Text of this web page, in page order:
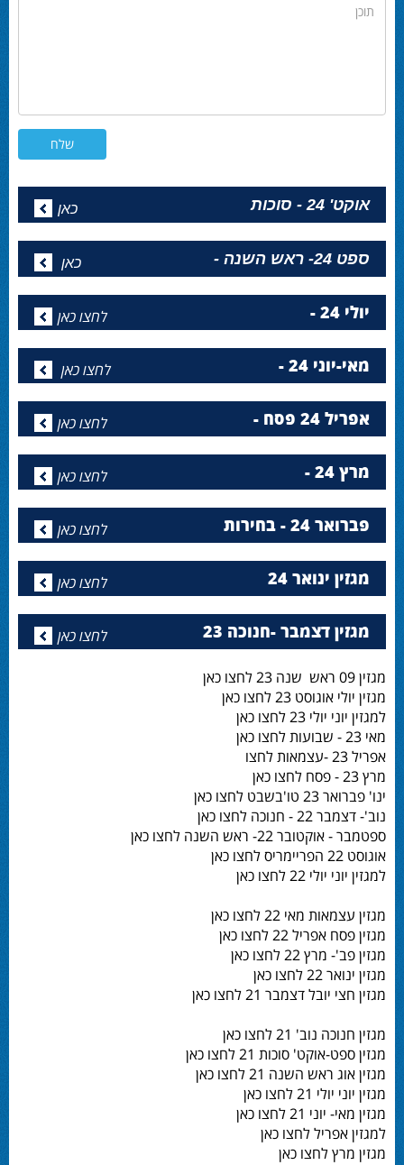
תוכן
אוקט' 24 - סוכות כאן
ספט 24- ראש השנה - כאן
יולי 24 - לחצו כאן
מאי-יוני 24 - לחצו כאן
אפריל 24 פסח - לחצו כאן
מרץ 24 - לחצו כאן
פברואר 24 - בחירות לחצו כאן
מגזין ינואר 24 לחצו כאן
מגזין דצמבר -חנוכה 23 לחצו כאן
מגזין 09 ראש שנה 23 לחצו כאן
מגזין יולי אוגוסט 23 לחצו כאן
למגזין יוני יולי 23 לחצו כאן
מאי 23 - שבועות לחצו כאן
אפריל 23 -עצמאות לחצו
מרץ 23 - פסח לחצו כאן
ינו' פברואר 23 טו'בשבט לחצו כאן
נוב'- דצמבר 22 - חנוכה לחצו כאן
ספטמבר - אוקטובר 22- ראש השנה לחצו כאן
אוגוסט 22 הפריימריס לחצו כאן
למגזין יוני יולי 22 לחצו כאן
מגזין עצמאות מאי 22 לחצו כאן
מגזין פסח אפריל 22 לחצו כאן
מגזין פב'- מרץ 22 לחצו כאן
מגזין ינואר 22 לחצו כאן
מגזין חצי יובל דצמבר 21 לחצו כאן
מגזין חנוכה נוב' 21 לחצו כאן
מגזין ספט-אוקט' סוכות 21 לחצו כאן
מגזין אוג ראש השנה 21 לחצו כאן
מגזין יוני יולי 21 לחצו כאן
מגזין מאי- יוני 21 לחצו כאן
למגזין אפריל לחצו כאן
מגזין מרץ לחצו כאן